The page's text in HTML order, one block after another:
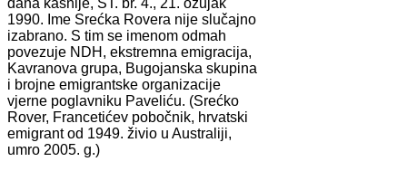
1990. Ime Srećka Rovera nije slučajno
izabrano. S tim se imenom odmah
povezuje NDH, ekstremna emigracija,
Kavranova grupa, Bugojanska skupina
i brojne emigrantske organizacije
vjerne poglavniku Paveliću. (Srećko
Rover, Francetićev pobočnik, hrvatski
emigrant od 1949. živio u Australiji,
umro 2005. g.)